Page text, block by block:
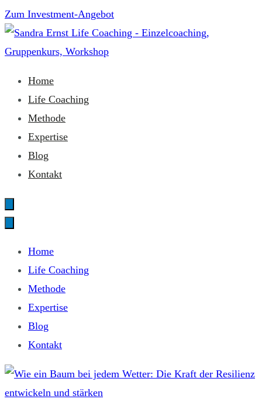
Zum
Inhalt
springen
Zum Investment-Angebot
Sandra Ernst Life Coaching
Home
Life Coaching
Methode
Expertise
Blog
Kontakt
Home
Life Coaching
Methode
Expertise
Blog
Kontakt